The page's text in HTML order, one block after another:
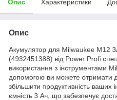
Опис Характеристики
Опис
Акумулятор для Milwaukee M12
(4932451388) від Power Profi
використання з інструментами
допомогою ви можете отримати
збільшити продуктивність ваших
ємність 3 Ач, що забезпечує